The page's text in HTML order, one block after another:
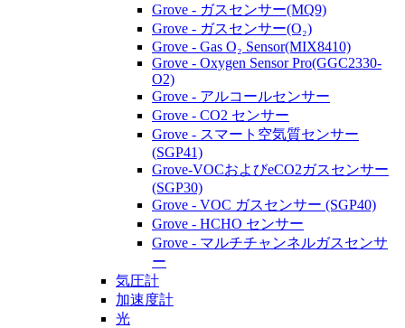
Grove - ガスセンサー(MQ9)
Grove - ガスセンサー(O₂)
Grove - Gas O₂ Sensor(MIX8410)
Grove - Oxygen Sensor Pro(GGC2330-
O2)
Grove - アルコールセンサー
Grove - CO2 センサー
Grove - スマート空気質センサー
(SGP41)
Grove-VOCおよびeCO2ガスセンサー
(SGP30)
Grove - VOC ガスセンサー (SGP40)
Grove - HCHO センサー
Grove - マルチチャンネルガスセンサ
ー
気圧計
加速度計
光